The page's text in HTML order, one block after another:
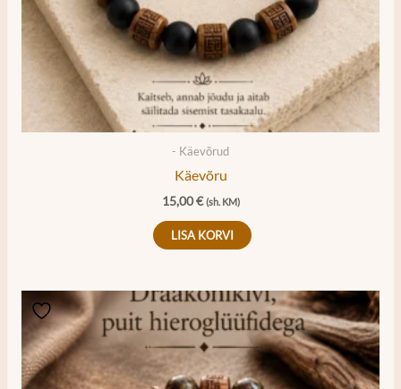
- Käevõrud
Käevõru
15,00€ (sh. KM)
LISA KORVI